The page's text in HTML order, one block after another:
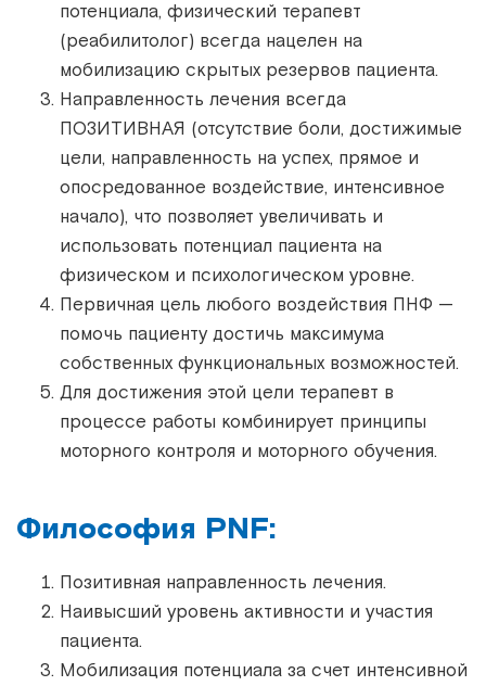
потенциала, физический терапевт
(реабилитолог) всегда нацелен на
мобилизацию скрытых резервов пациента.
Направленность лечения всегда
ПОЗИТИВНАЯ (отсутствие боли, достижимые
цели, направленность на успех, прямое и
опосредованное воздействие, интенсивное
начало), что позволяет увеличивать и
использовать потенциал пациента на
физическом и психологическом уровне.
Первичная цель любого воздействия ПНФ —
помочь пациенту достичь максимума
собственных функциональных возможностей.
Для достижения этой цели терапевт в
процессе работы комбинирует принципы
моторного контроля и моторного обучения.
Философия PNF:
Позитивная направленность лечения.
Наивысший уровень активности и участия
пациента.
Мобилизация потенциала за счет интенсивной